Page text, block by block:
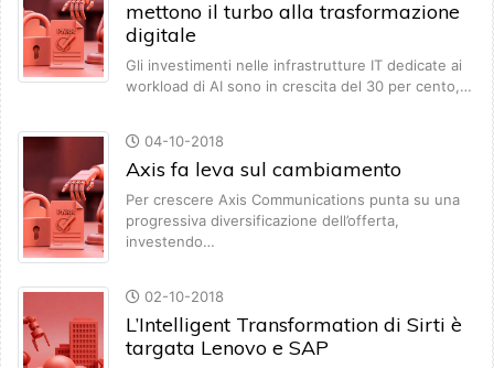
mettono il turbo alla trasformazione
digitale
Gli investimenti nelle infrastrutture IT dedicate ai
workload di AI sono in crescita del 30 per cento,…
04-10-2018
Axis fa leva sul cambiamento
Per crescere Axis Communications punta su una
progressiva diversificazione dell’offerta,
investendo…
02-10-2018
L’Intelligent Transformation di Sirti è
targata Lenovo e SAP